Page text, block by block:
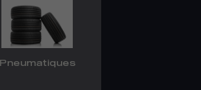
Pneumatiques